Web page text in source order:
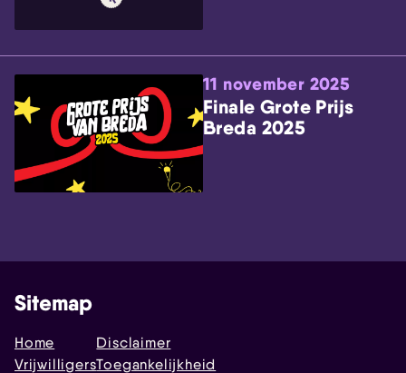
11 november 2025
Finale Grote Prijs
Breda 2025
Sitemap
Home
Vrijwilligers
Disclaimer
Toegankelijkheid